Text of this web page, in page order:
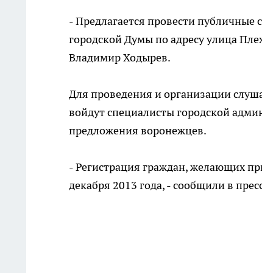
- Предлагается провести
городской Думы по адресу улица
Владимир Ходырев.
Для проведения и организации
войдут специалисты городской
предложения воронежцев.
- Регистрация граждан, желающих
декабря 2013 года, - сообщили в